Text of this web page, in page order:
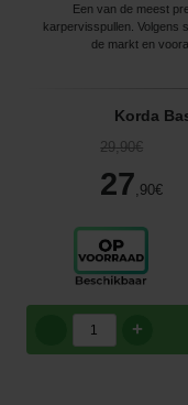
Een van de meest
karpervisspullen. Volgens
de markt en
Korda
29,90€
27 ,90€
+